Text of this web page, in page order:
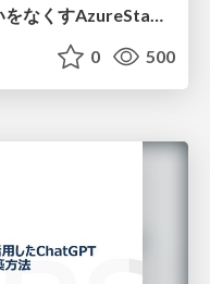
クラウドとオンプレミスの違いをなくすAzureStackHCI
0 500